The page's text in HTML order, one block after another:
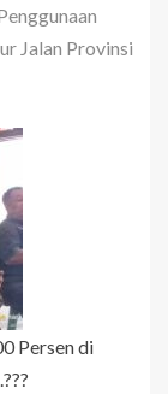
Jalan Provinsi
Persen di